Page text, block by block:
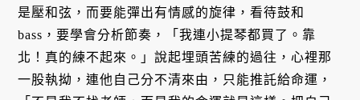
是壓和弦，而要能彈出有情感的旋律，看待鼓和
bass，要學會分析節奏，「我連小提琴都買了。靠
北！真的練不起來。」說起埋頭苦練的過往，心裡那
一股執拗，連他自己分不清來由，只能推託給命運，